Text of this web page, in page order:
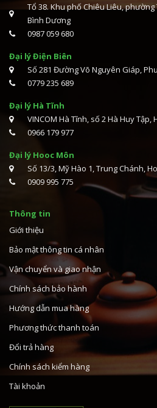
Tổ 38. Khu phố Chiêu Liêu,
Bình Dương
0987 059 680
Đại lý Điện Biên
Số 281 Đường Võ Nguyên Giáp,
0779 235 689
Đại lý Hà Tĩnh
VINCOM Hà Tĩnh, số 2 Hà Huy Tập,
0966 179 977
Đại lý Hooc Môn
Số 13/3, Mỹ Hào 1, Trung Chánh,
0909 995 775
Thông tin
Giới thiệu
Bảo mật thông tin cá nhân
Vận chuyển và giao nhận
Chính sách bảo hành
Hướng dẫn mua hàng
Phương thức thanh toán
Đổi trả hàng
Chính sách kiểm hàng
Tài khoản